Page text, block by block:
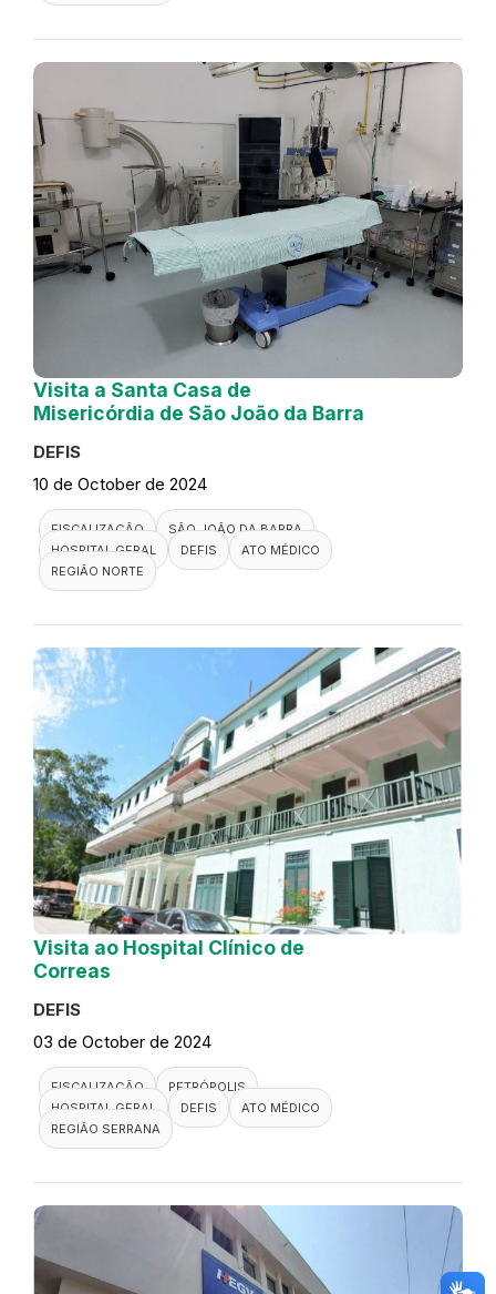
Visita a Santa Casa de
Misericórdia de São João da Barra
DEFIS
10 de October de 2024
FISCALIZAÇÃO
SÃO JOÃO DA BARRA
HOSPITAL GERAL
DEFIS
ATO MÉDICO
REGIÃO NORTE
Visita ao Hospital Clínico de
Correas
DEFIS
03 de October de 2024
FISCALIZAÇÃO
PETRÓPOLIS
HOSPITAL GERAL
DEFIS
ATO MÉDICO
REGIÃO SERRANA